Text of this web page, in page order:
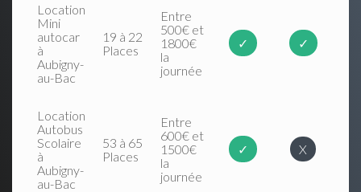
Location
Mini
autocar
à
Aubigny-
au-Bac
19 à 22
Places
Entre
500€ et
1800€
la
journée
✓ ✓
Location
Autobus
Scolaire
à
Aubigny-
au-Bac
53 à 65
Places
Entre
600€ et
1500€
la
journée
✓ X